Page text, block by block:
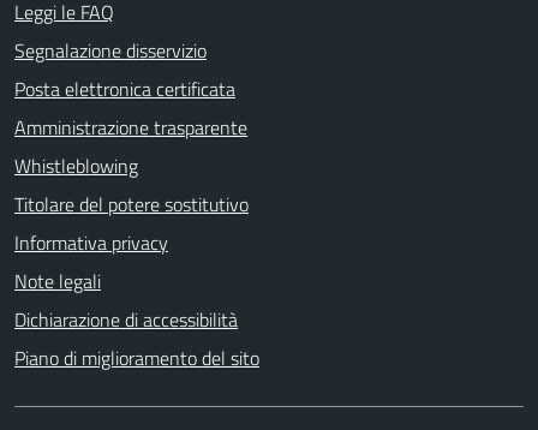
Leggi le FAQ
Segnalazione disservizio
Posta elettronica certificata
Amministrazione trasparente
Whistleblowing
Titolare del potere sostitutivo
Informativa privacy
Note legali
Dichiarazione di accessibilità
Piano di miglioramento del sito